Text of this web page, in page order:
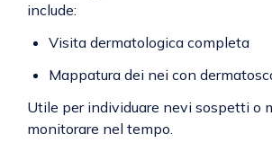
include:
Visita dermatologica completa
Mappatura dei nei con
Utile per individuare nevi sospetti o
monitorare nel tempo.